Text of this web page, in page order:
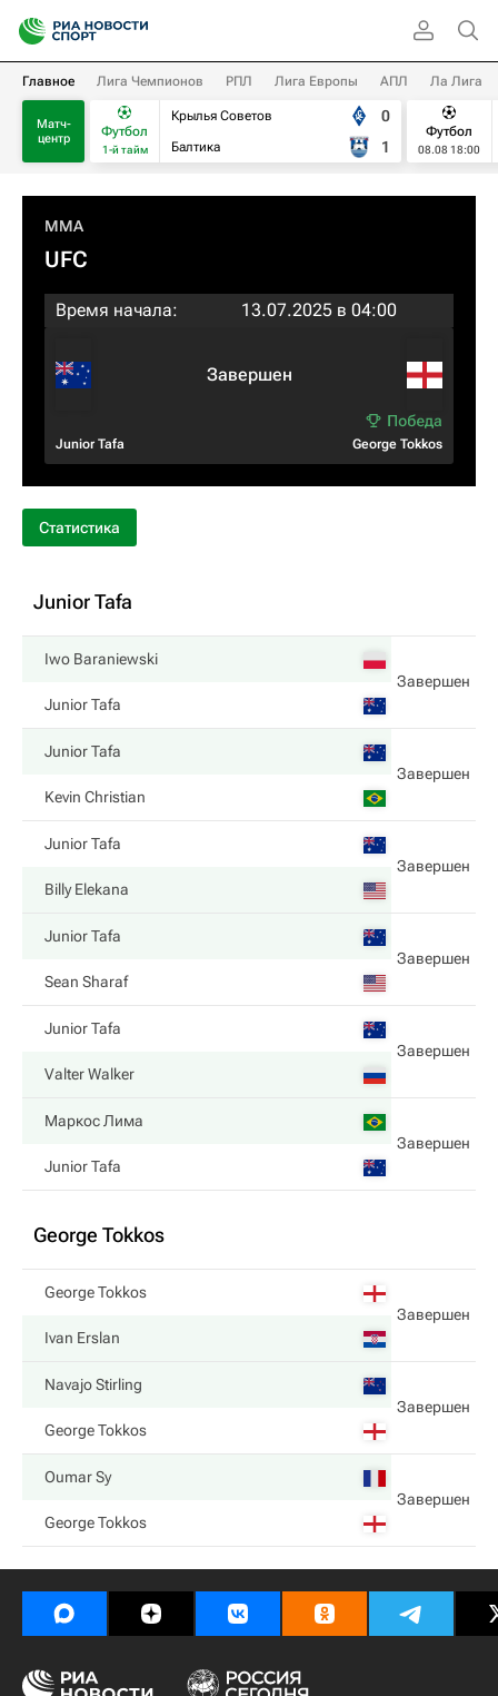
Главное Лига Чемпионов РПЛ Лига Европы АПЛ Ла Лига
Матч-
центр
Футбол
1-й тайм
Крылья Советов
Балтика
0
1
Футбол
08.08 18:00
MMA
UFC
Время начала: 13.07.2025 в 04:00
Junior Tafa
Завершен
George Tokkos
Статистика
Junior Tafa
Iwo Baraniewski
Завершен
Junior Tafa
Junior Tafa
Завершен
Kevin Christian
Junior Tafa
Завершен
Billy Elekana
Junior Tafa
Завершен
Sean Sharaf
Junior Tafa
Завершен
Valter Walker
Маркос Лима
Завершен
Junior Tafa
George Tokkos
George Tokkos
Завершен
Ivan Erslan
Navajo Stirling
Завершен
George Tokkos
Oumar Sy
Завершен
George Tokkos